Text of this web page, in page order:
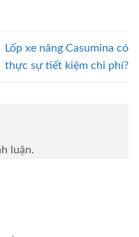
Lốp xe nâng Casumina có
thực sự tiết kiệm chi phí?
luận.